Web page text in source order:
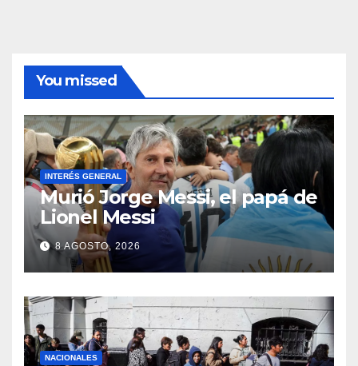
You missed
INTERÉS GENERAL
Murió Jorge Messi, el papá de
Lionel Messi
8 AGOSTO, 2026
NACIONALES